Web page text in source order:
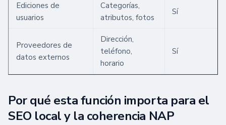
Ediciones de
usuarios
Categorías,
atributos, fotos
Sí
Proveedores de
datos externos
Dirección,
teléfono,
horario
Sí
Por qué esta función importa para el
SEO local y la coherencia NAP